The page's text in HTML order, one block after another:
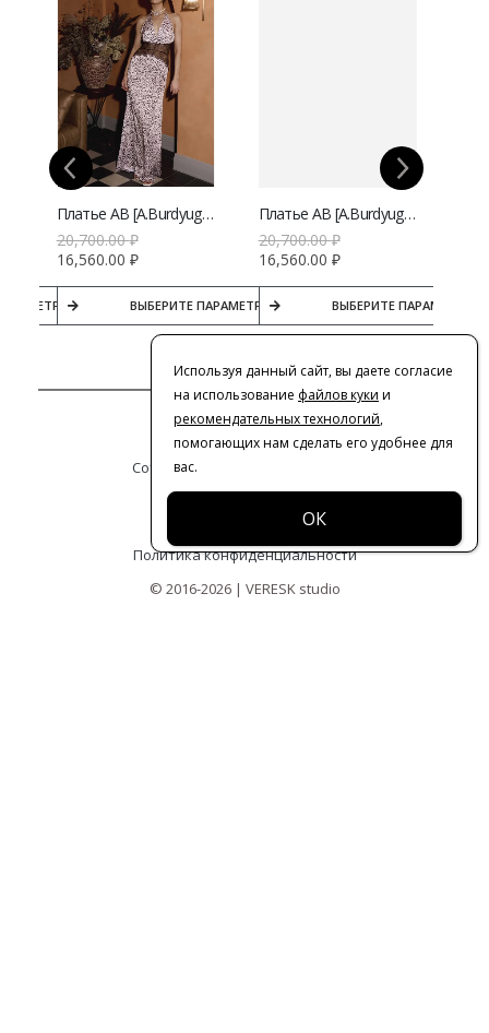
Платье AB [A.Burdyugova] макси с анималистичным принтом | VERESK studio
20,700.00₽
16,560.00 ₽
ВЫБЕРИТЕ ПАРАМЕТРЫ
Платье AB [A.Burdyugova] макси в горох | VERESK studio
20,700.00₽
16,560.00 ₽
ВЫБЕРИТЕ ПАРАМЕТРЫ
Контакты
Сотрудничество с дизайнерами
Политика конфиденциальности
© 2016-2026 | VERESK studio
Используя данный сайт, вы даете согласие
на использование файлов куки и
рекомендательных технологий,
помогающих нам сделать его удобнее для
вас.